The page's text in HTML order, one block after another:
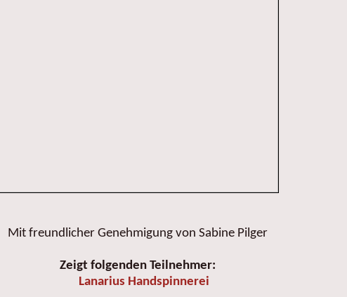
Mit freundlicher Genehmigung von Sabine Pilger
Zeigt folgenden Teilnehmer:
Lanarius Handspinnerei